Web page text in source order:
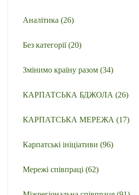
Аналітика (26)
Без категорії(20)
Змінимо країну разом (34)
КАРПАТСЬКА БДЖОЛА (26)
КАРПАТСЬКА МЕРЕЖА (17)
Карпатські ініціативи (96)
Мережі співпраці (62)